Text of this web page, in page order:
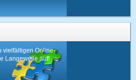
vielfältigen Online-
Langeweile auf!